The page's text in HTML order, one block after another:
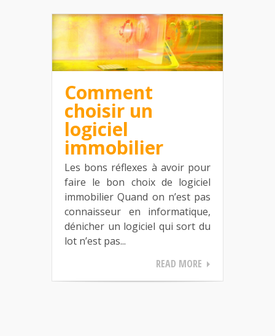
Comment
choisir un
logiciel
immobilier
Les bons réflexes à avoir pour
faire le bon choix de logiciel
immobilier Quand on n’est pas
connaisseur en informatique,
dénicher un logiciel qui sort du
lot n’est pas...
READ MORE